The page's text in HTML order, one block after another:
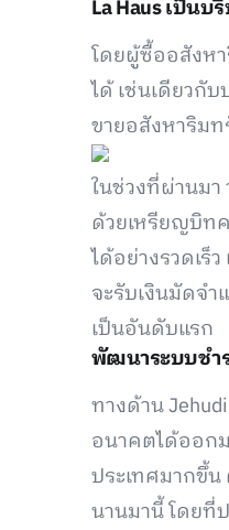
La Haus เป็น
โดยผู้ซื้ออสังห
ได้ เช่นเดียวกับ
ขายอสังหาริม
ในช่วงที่ผ่านมา
ด้วยเหรียญบิท
ได้อย่างรวดเร็
จะรับเงินมัดจ
เป็นอันดับแรก
พัฒนาระบบชำ
ทางด้าน
อนาคตได้ออก
ประเทศมากขึ้น
นานมานี้ โดยที่